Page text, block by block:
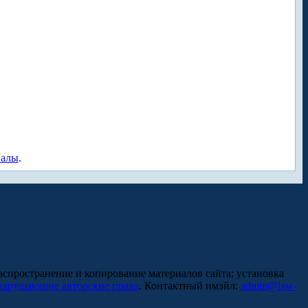
.
и копирование материалов сайта; установка
авторские права. Контактный имэйл: admin@law-